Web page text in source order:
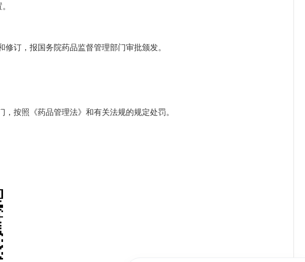
订，报国务院药品监督管理部门审批颁发。
按照《药品管理法》和有关法规的规定处罚。